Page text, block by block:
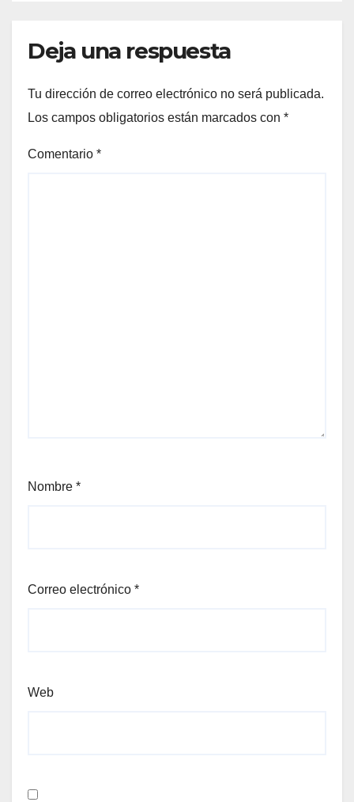
Deja una respuesta
Tu dirección de correo electrónico no será publicada.
Los campos obligatorios están marcados con *
Comentario *
Nombre *
Correo electrónico *
Web